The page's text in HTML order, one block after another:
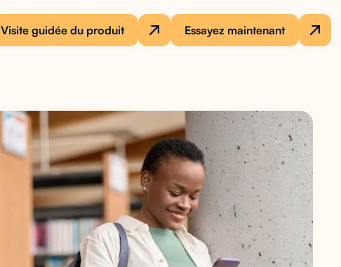
Visite guidée du produit Essayez maintenant